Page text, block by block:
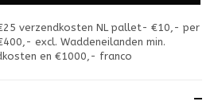
verzendkosten NL pallet- €10,- per
excl. Waddeneilanden min.
en €1000,- franco